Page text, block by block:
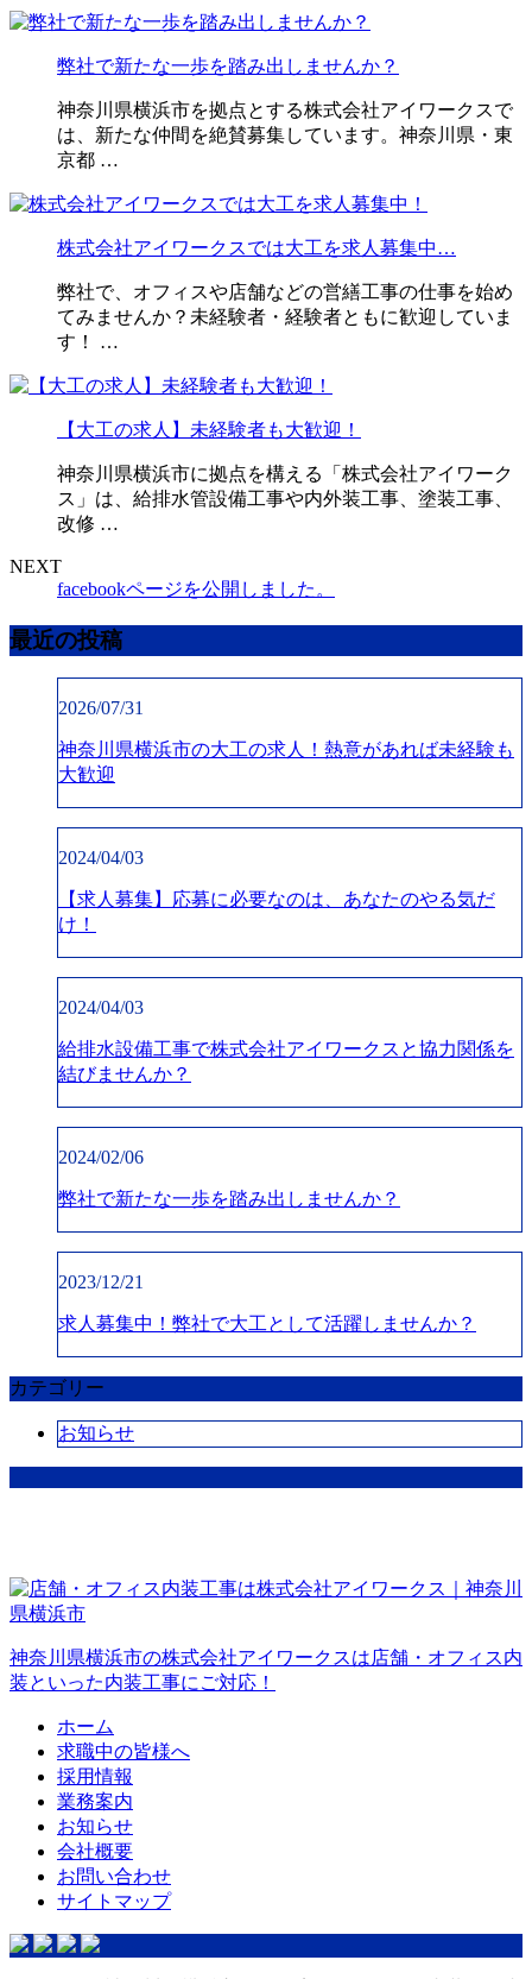
弊社で新たな一歩を踏み出しませんか？
神奈川県横浜市を拠点とする株式会社アイワークスで
は、新たな仲間を絶賛募集しています。神奈川県・東
京都 …
株式会社アイワークスでは大工を求人募集中…
弊社で、オフィスや店舗などの営繕工事の仕事を始め
てみませんか？未経験者・経験者ともに歓迎していま
す！ …
【大工の求人】未経験者も大歓迎！
神奈川県横浜市に拠点を構える「株式会社アイワーク
ス」は、給排水管設備工事や内外装工事、塗装工事、
改修 …
NEXT
facebookページを公開しました。
最近の投稿
2026/07/31
神奈川県横浜市の大工の求人！熱意があれば未経験も
大歓迎
2024/04/03
【求人募集】応募に必要なのは、あなたのやる気だ
け！
2024/04/03
給排水設備工事で株式会社アイワークスと協力関係を
結びませんか？
2024/02/06
弊社で新たな一歩を踏み出しませんか？
2023/12/21
求人募集中！弊社で大工として活躍しませんか？
カテゴリー
お知らせ
神奈川県横浜市の株式会社アイワークスは店舗・オフィス内
装といった内装工事にご対応！
ホーム
求職中の皆様へ
採用情報
業務案内
お知らせ
会社概要
お問い合わせ
サイトマップ